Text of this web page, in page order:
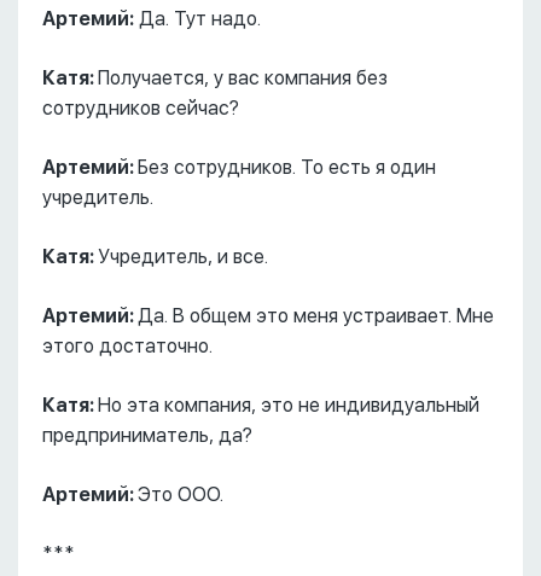
Артемий: Да. Тут надо.
Катя:Получается, у вас компания без
сотрудников сейчас?
Артемий:Без сотрудников. То есть я один
учредитель.
Катя:Учредитель, и все.
Артемий: Да. В общем это меня устраивает. Мне
этого достаточно.
Катя:Но эта компания, это не индивидуальный
предприниматель, да?
Артемий:Это ООО.
***